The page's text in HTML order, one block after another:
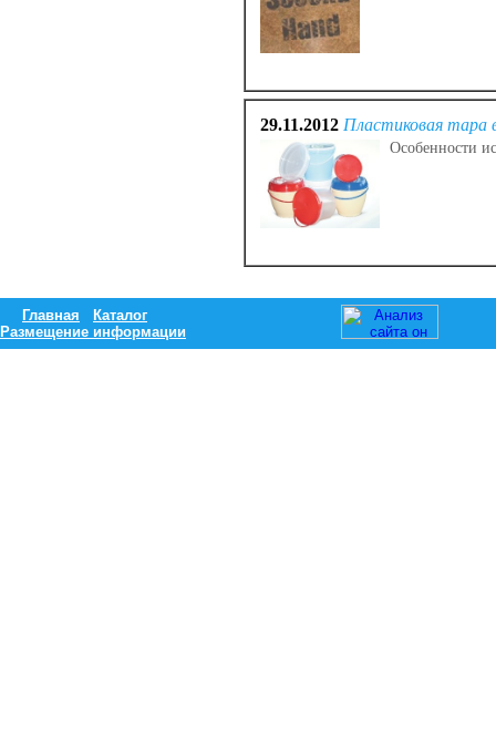
29.11.2012 Пластиковая тара
Особенности
Главная
Каталог
Размещение информации